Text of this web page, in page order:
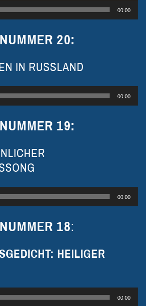
00:00
20:
IN RUSSLAND
00:00
19:
00:00
18:
HEILIGER
00:00